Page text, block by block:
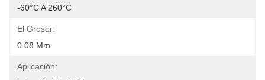
-60°C A 260°C
El Grosor:
0.08 Mm
Aplicación: